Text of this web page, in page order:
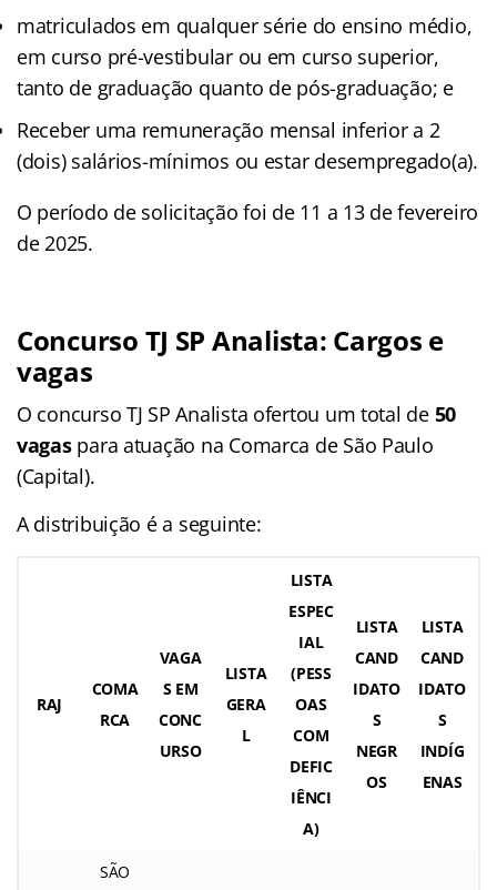
matriculados em qualquer série do ensino médio,
em curso pré-vestibular ou em curso superior,
tanto de graduação quanto de pós-graduação; e
Receber uma remuneração mensal inferior a 2
(dois) salários-mínimos ou estar desempregado(a).
O período de solicitação foi de 11 a 13 de fevereiro
de 2025.
Concurso TJ SP Analista: Cargos e
vagas
O concurso TJ SP Analista ofertou um total de 50
vagaspara atuação na Comarca de São Paulo
(Capital).
A distribuição é a seguinte:
RAJ
COMA
RCA
VAGA
S EM
CONC
URSO
LISTA
GERA
L
LISTA
ESPEC
IAL
(PESS
OAS
COM
DEFIC
IÊNCI
A)
LISTA
CAND
IDATO
S
NEGR
OS
LISTA
CAND
IDATO
S
INDÍG
ENAS
SÃO